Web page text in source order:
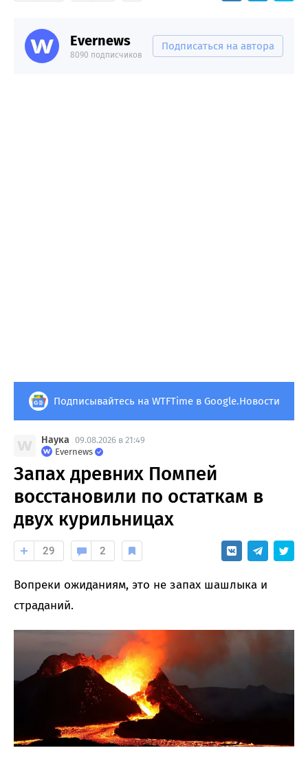
Evernews
8090 подписчиков
Подписаться на автора
Подписывайтесь на WTFTime в Google.Новости
Наука 09.08.2026 в 21:49
Evernews
Запах древних Помпей
восстановили по остаткам в
двух курильницах
29 2
Вопреки ожиданиям, это не запах шашлыка и
страданий.